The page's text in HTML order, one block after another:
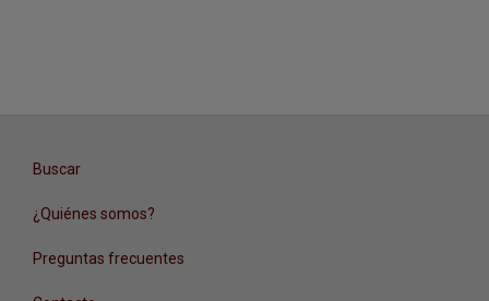
Buscar
¿Quiénes somos?
Preguntas frecuentes